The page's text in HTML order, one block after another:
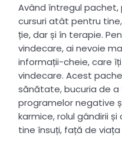
Având întregul pachet,
cursuri atât pentru
ție, dar și în terapie.
vindecare, ai nevoie
informații-cheie, care
vindecare. Acest
sănătate, bucuria de a
programelor negative
karmice, rolul gândirii
tine însuți, față de